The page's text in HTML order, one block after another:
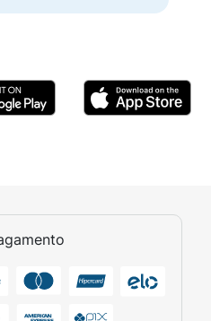
A pressão
dos
com
do
prescrito para
valsartana ou
- durante a